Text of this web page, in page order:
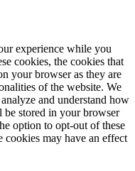
experience while you
cookies, the cookies that
your browser as they are
of the website. We
and understand how
be stored in your browser
option to opt-out of these
cookies may have an effect